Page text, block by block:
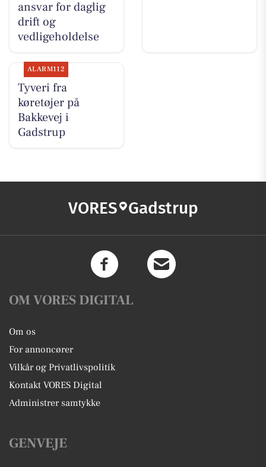
ansvar for daglig
drift og
vedligeholdelse
ALARM112
Tyveri fra
køretøjer på
Bakkevej i
Gadstrup
VORES Gadstrup
OM VORES DIGITAL
Om os
For annoncører
Vilkår og Privatlivspolitik
Kontakt VORES Digital
Administrer samtykke
GENVEJE